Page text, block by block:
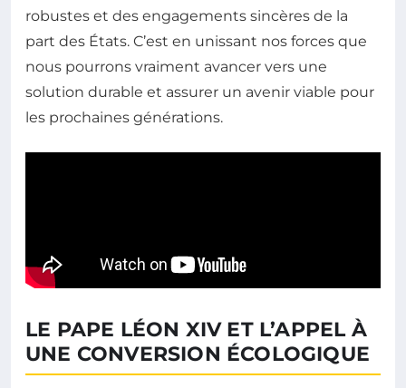
robustes et des engagements sincères de la
part des États. C’est en unissant nos forces que
nous pourrons vraiment avancer vers une
solution durable et assurer un avenir viable pour
les prochaines générations.
LE PAPE LÉON XIV ET L’APPEL À
UNE CONVERSION ÉCOLOGIQUE